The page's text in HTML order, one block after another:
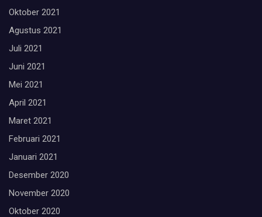
Oktober 2021
Agustus 2021
Juli 2021
Juni 2021
Mei 2021
April 2021
Maret 2021
Februari 2021
Januari 2021
Desember 2020
November 2020
Oktober 2020